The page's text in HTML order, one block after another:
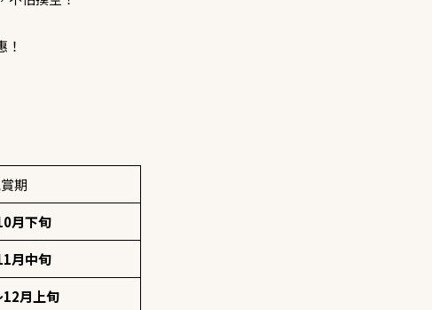
！
期
月下旬
月中旬
月上旬